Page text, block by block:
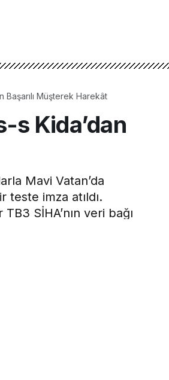
Başarılı Müşterek Harekât
s Kida’dan
Mavi Vatan’da
imza atıldı.
SİHA’nın veri bağı